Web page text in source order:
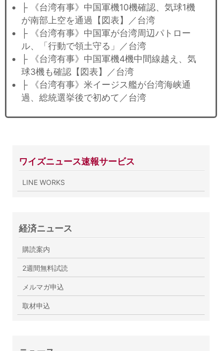
├ 《台湾有事》中国軍機10機確認、気球1機
が南部上空を通過【図表】／台湾
├ 《台湾有事》中国軍が台湾周辺パトロー
ル、「行動で領土守る」／台湾
├ 《台湾有事》中国軍機4機中間線越え、気
球3機も確認【図表】／台湾
├ 《台湾有事》米イージス艦が台湾海峡通
過、総統選挙後で初めて／台湾
ワイズニュース速報サービス
LINE WORKS
経済ニュース
購読案内
2週間無料試読
メルマガ申込
取材申込